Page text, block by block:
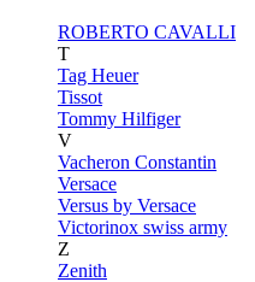
ROBERTO CAVALLI
T
Tag Heuer
Tissot
Tommy Hilfiger
V
Vacheron Constantin
Versace
Versus by Versace
Victorinox swiss army
Z
Zenith